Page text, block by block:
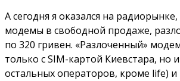
А сегодня я оказался на
модемы в свободной продаже,
по 320 гривен. «Разлоченный»
только с SIM-картой Киевстара, но
остальных операторов, кроме life) и